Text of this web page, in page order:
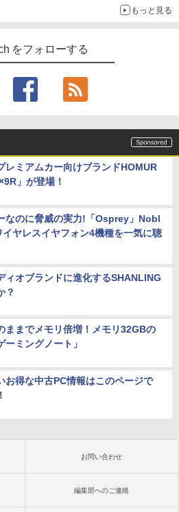
もっと見る
をフォローする
レミアムカー向けブランドHOMUR
」が登場！
なのに脅威の実力!「Osprey」Nobl
ヤレスイヤフォン4機種を一気に聴
ィオブランドに進化するSHANLING
？
ままでメモリ倍増！メモリ32GBの
ーミングノート」
お得な中古PC情報はこのページで
お問い合わせ
編集部へのご連絡